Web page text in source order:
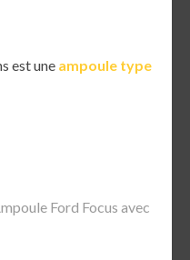
est une ampoule type
Ford Focus avec